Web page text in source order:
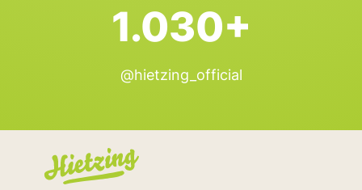
1.030+
@hietzing_official